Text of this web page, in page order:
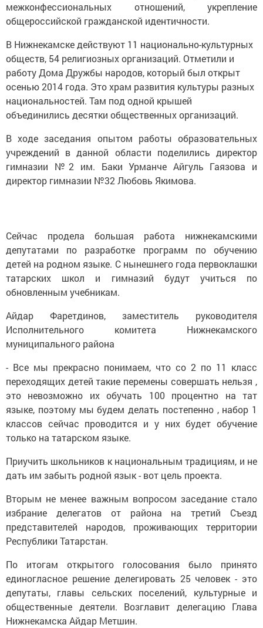
межконфессиональных отношений, укрепление
общероссийской гражданской идентичности.
В Нижнекамске действуют 11 национально-культурных
обществ, 54 религиозных организаций. Отметили и
работу Дома Дружбы народов, который был открыт
осенью 2014 года. Это храм развития культуры разных
национальностей. Там под одной крышей
объединились десятки общественных организаций.
В ходе заседания опытом работы образовательных
учреждений в данной области поделились директор
гимназии №2 им. Баки Урманче Айгуль Гаязова и
директор гимназии №32 Любовь Якимова.
Сейчас продела большая работа нижнекамскими
депутатами по разработке программ по обучению
детей на родном языке. С нынешнего года первоклашки
татарских школ и гимназий будут учиться по
обновленным учебникам.
Айдар Фаретдинов, заместитель руководителя
Исполнительного комитета Нижнекамского
муниципального района
- Все мы прекрасно понимаем, что со 2 по 11 класс
переходящих детей такие перемены совершать нельзя ,
это невозможно их обучать 100 процентно на тат
языке, поэтому мы будем делать постепенно , набор 1
классов сейчас проводится и у них будет обучение
только на татарском языке.
Приучить школьников к национальным традициям, и не
дать им забыть родной язык - вот цель проекта.
Вторым не менее важным вопросом заседание стало
избрание делегатов от района на третий Съезд
представителей народов, проживающих территории
Республики Татарстан.
По итогам открытого голосования было принято
единогласное решение делегировать 25 человек - это
депутаты, главы сельских поселений, культурные и
общественные деятели. Возглавит делегацию Глава
Нижнекамска Айдар Метшин.